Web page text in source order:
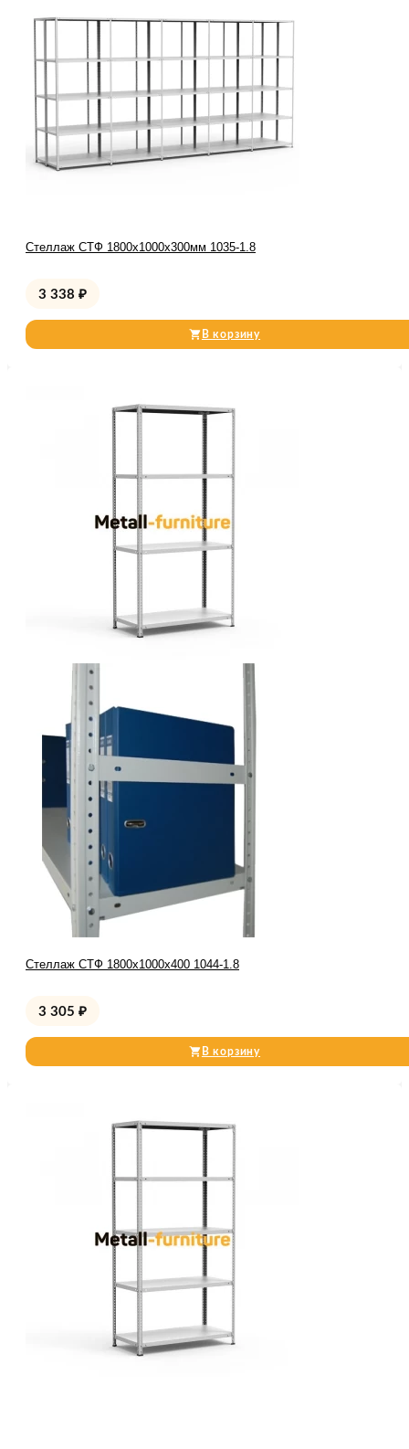
Стеллаж СТФ 1800x1000x300мм 1035-1.8
3 338 ₽
В корзину
Стеллаж СТФ 1800x1000x400 1044-1.8
3 305 ₽
В корзину